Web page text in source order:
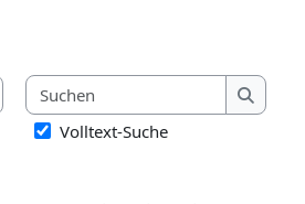
unter Verwendung des Index
Suchen
Suchen
Volltext-Suche